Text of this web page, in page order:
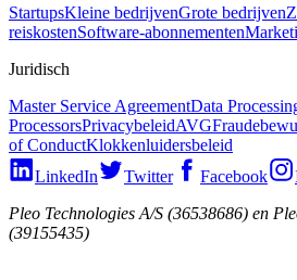
StartupsKleine bedrijvenGrote bedrijven
reiskostenSoftware-abonnementen
Juridisch
Master Service AgreementData
ProcessorsPrivacybeleidAVG
of ConductKlokkenluidersbeleid
LinkedIn
Twitter Facebook
Pleo Technologies A/S (36538686) en
(39155435)